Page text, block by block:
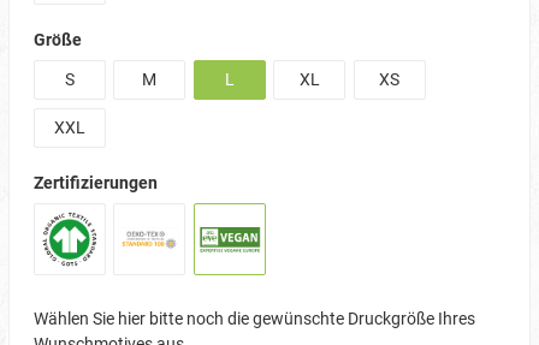
Größe
S
M L XL XS
XXL
Zertifizierungen
Wählen Sie hier bitte noch die gewünschte Druckgröße Ihres